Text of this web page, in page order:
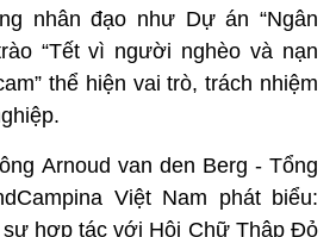
nhân đạo như Dự án “Ngân
“Tết vì người nghèo và nạn
thể hiện vai trò, trách nhiệm
Arnoud van den Berg - Tổng
Việt Nam phát biểu:
sự hợp tác với Hội Chữ Thập Đỏ